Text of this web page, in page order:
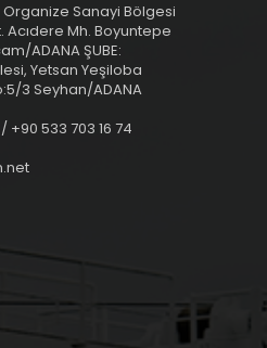
Organize Sanayi Bölgesi
Acıdere Mh. Boyuntepe
ADANA ŞUBE:
Yetsan Yeşiloba
3 Seyhan/ADANA
+90 533 703 16 74